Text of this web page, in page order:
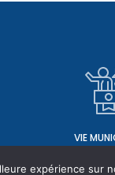
VIE
expérience